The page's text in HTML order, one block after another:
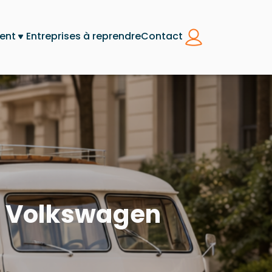
Entreprises à reprendreContact